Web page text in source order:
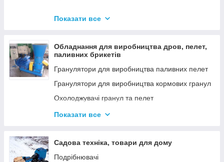
Котли електричні
Газові котли
Аксесуари для твердопаливних котлів
Показати все
Обладнання для виробництва дров, пелет,
паливних брикетів
Гранулятори для виробництва паливних пелет
Гранулятори для виробництва кормових гранул
Охолоджувачі гранул та пелет
Подрібнювачі
Дровоколи
Показати все
Садова техніка, товари для дому
Подрібнювачі